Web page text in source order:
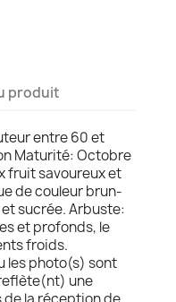
produit
entre 60 et
Maturité: Octobre
fruit savoureux et
de couleur brun-
sucrée. Arbuste:
et profonds, le
froids.
les photo(s) sont
une